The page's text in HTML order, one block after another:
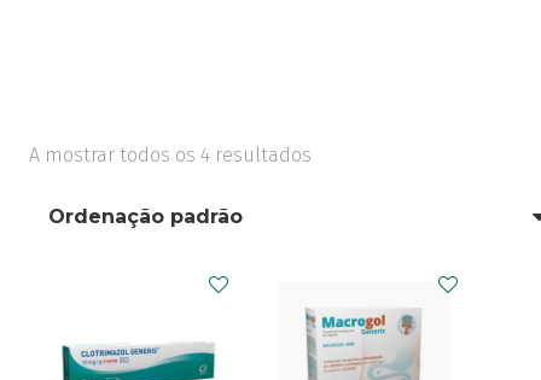
A mostrar todos os 4 resultados